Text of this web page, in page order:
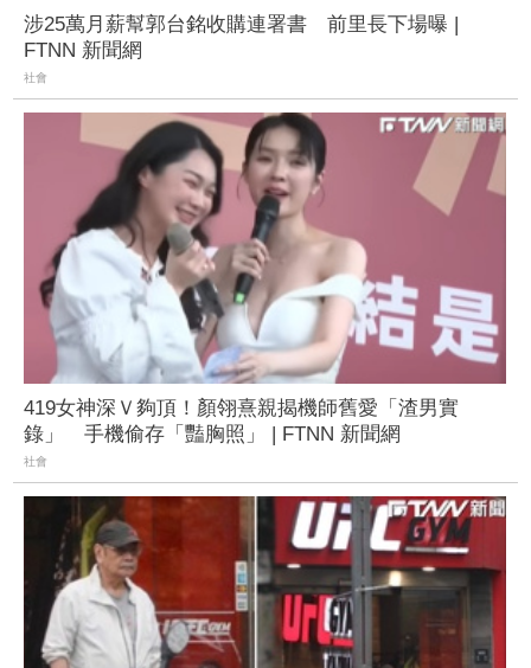
涉25萬月薪幫郭台銘收購連署書 前里長下場曝 |
FTNN 新聞網
社會
419女神深Ｖ夠頂！顏翎熹親揭機師舊愛「渣男實
錄」 手機偷存「豔胸照」 | FTNN 新聞網
社會